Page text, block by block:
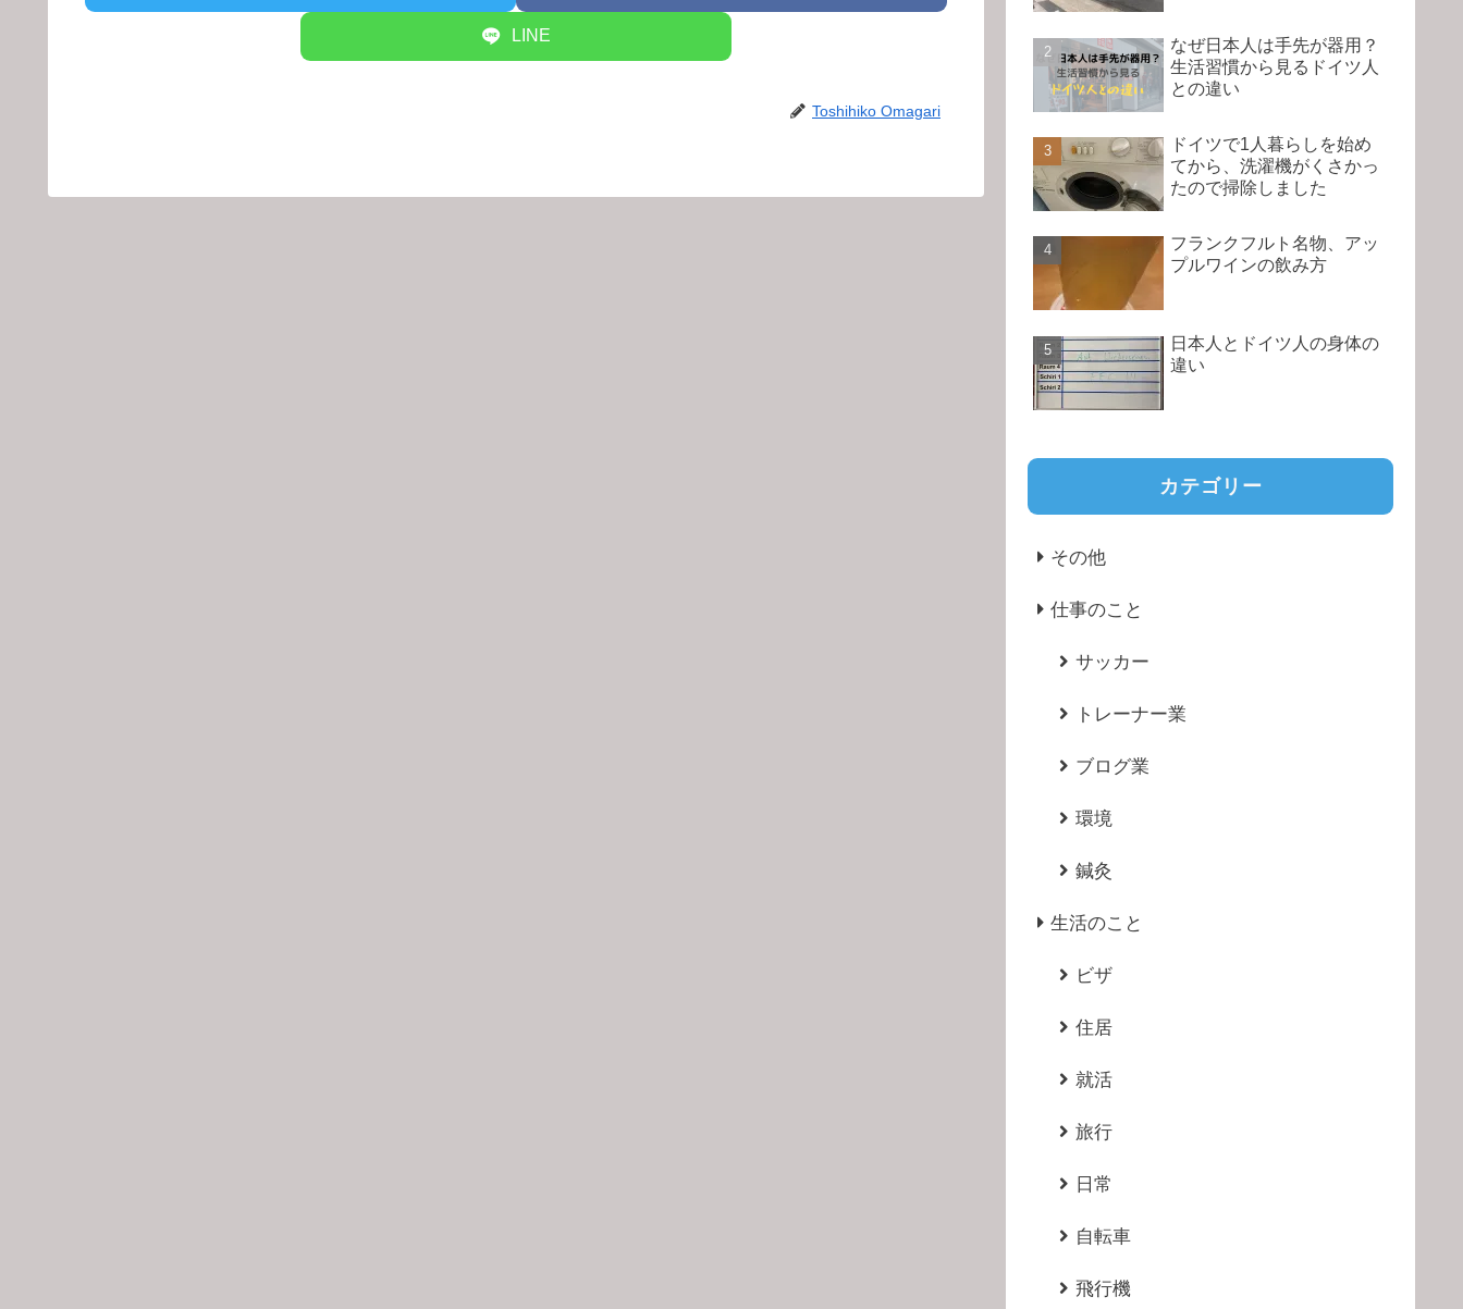
LINE
Toshihiko Omagari
なぜ日本人は手先が器用？
生活習慣から見るドイツ人
との違い
ドイツで1人暮らしを始め
てから、洗濯機がくさかっ
たので掃除しました
フランクフルト名物、アッ
プルワインの飲み方
日本人とドイツ人の身体の
違い
カテゴリー
その他
仕事のこと
サッカー
トレーナー業
ブログ業
環境
鍼灸
生活のこと
ビザ
住居
就活
旅行
日常
自転車
飛行機